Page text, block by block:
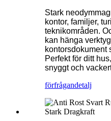
Stark
kontor, familjer,
teknikområden.
kan hänga
kontorsdokument
Perfekt för ditt
snyggt och
förfrågandetalj